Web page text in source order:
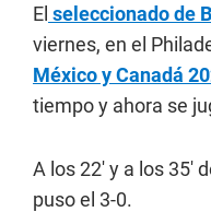
El seleccionado de
viernes, en el
México y Canadá
tiempo y ahora se
A los 22' y a los 35'
puso el 3-0.